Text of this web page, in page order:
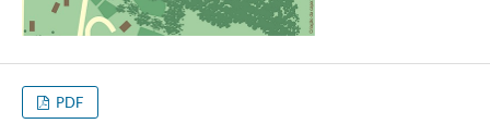
PDF